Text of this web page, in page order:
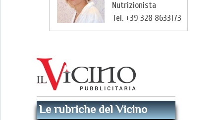
Nutrizionista
Tel. +39 328 8633173
Le rubriche del Vicino